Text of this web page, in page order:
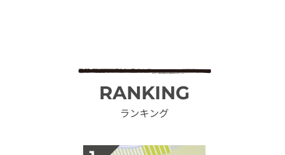
RANKING
ランキング